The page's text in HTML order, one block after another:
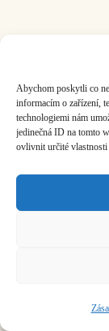
Abychom poskytli co
informacím o zařízení,
technologiemi nám
jedinečná ID na tomto
ovlivnit určité vlastnosti
ČASOPIS O
©2026